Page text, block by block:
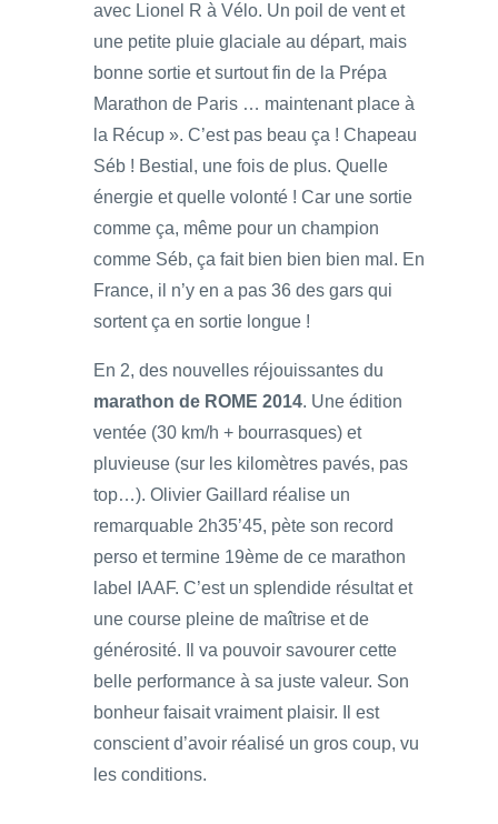
avec Lionel R à Vélo. Un poil de vent et
une petite pluie glaciale au départ, mais
bonne sortie et surtout fin de la Prépa
Marathon de Paris … maintenant place à
la Récup ». C’est pas beau ça ! Chapeau
Séb ! Bestial, une fois de plus. Quelle
énergie et quelle volonté ! Car une sortie
comme ça, même pour un champion
comme Séb, ça fait bien bien bien mal. En
France, il n’y en a pas 36 des gars qui
sortent ça en sortie longue !
En 2, des nouvelles réjouissantes du
marathon de ROME 2014. Une édition
ventée (30 km/h + bourrasques) et
pluvieuse (sur les kilomètres pavés, pas
top…). Olivier Gaillard réalise un
remarquable 2h35’45, pète son record
perso et termine 19ème de ce marathon
label IAAF. C’est un splendide résultat et
une course pleine de maîtrise et de
générosité. Il va pouvoir savourer cette
belle performance à sa juste valeur. Son
bonheur faisait vraiment plaisir. Il est
conscient d’avoir réalisé un gros coup, vu
les conditions.